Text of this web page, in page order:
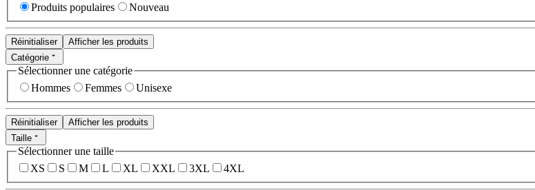
Produits populaires
Nouveau
Réinitialiser
Afficher les produits
Catégorie
Sélectionner une catégorie
Hommes
Femmes Unisexe
Réinitialiser
Afficher les produits
Taille
Sélectionner une taille
XS
S M L XL XXL 3XL 4XL